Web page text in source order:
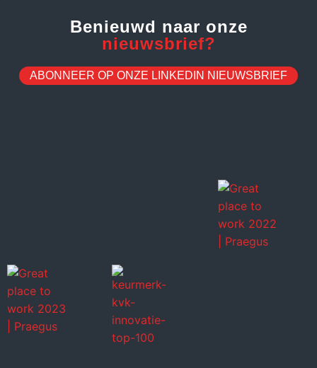
Benieuwd naar onze
nieuwsbrief?
ABONNEER OP ONZE LINKEDIN NIEUWSBRIEF